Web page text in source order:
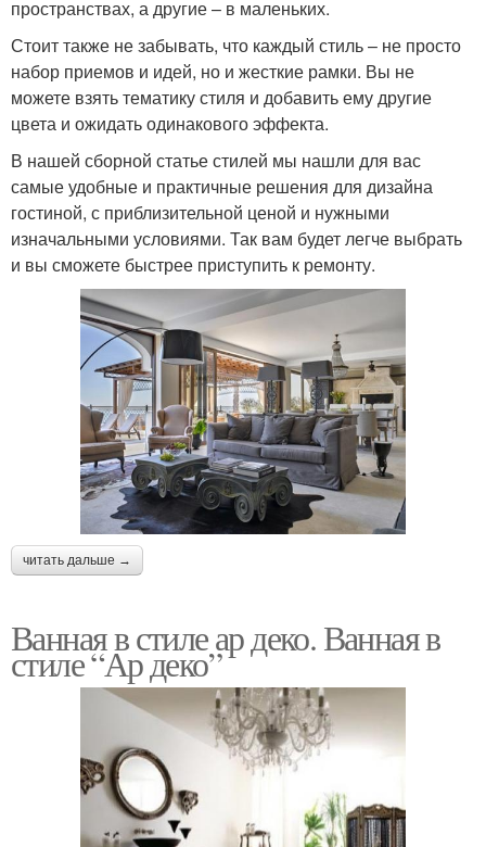
пространствах, а другие – в маленьких.
Стоит также не забывать, что каждый стиль – не просто
набор приемов и идей, но и жесткие рамки. Вы не
можете взять тематику стиля и добавить ему другие
цвета и ожидать одинакового эффекта.
В нашей сборной статье стилей мы нашли для вас
самые удобные и практичные решения для дизайна
гостиной, с приблизительной ценой и нужными
изначальными условиями. Так вам будет легче выбрать
и вы сможете быстрее приступить к ремонту.
читать дальше →
Ванная в стиле ар деко. Ванная в
стиле “Ар деко”